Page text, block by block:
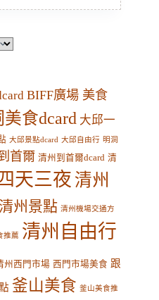
BIFF廣場 美食
食dcard 大邱一
大邱景點dcard 大邱自由行 明洞
首爾 清州到首爾dcard 清
天三夜 清州
清州景點 清州機場交通方
推薦 清州自由行
州西門市場 西門市場美食 跟
釜山美食 釜山美食推